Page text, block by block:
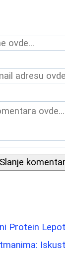
Slanje
Protein